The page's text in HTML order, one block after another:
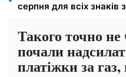
серпня для всіх знаків
Такого точно
почали
платіжки за